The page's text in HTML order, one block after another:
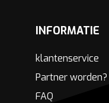
INFORMATIE
klantenservice
Partner worden?
FAQ